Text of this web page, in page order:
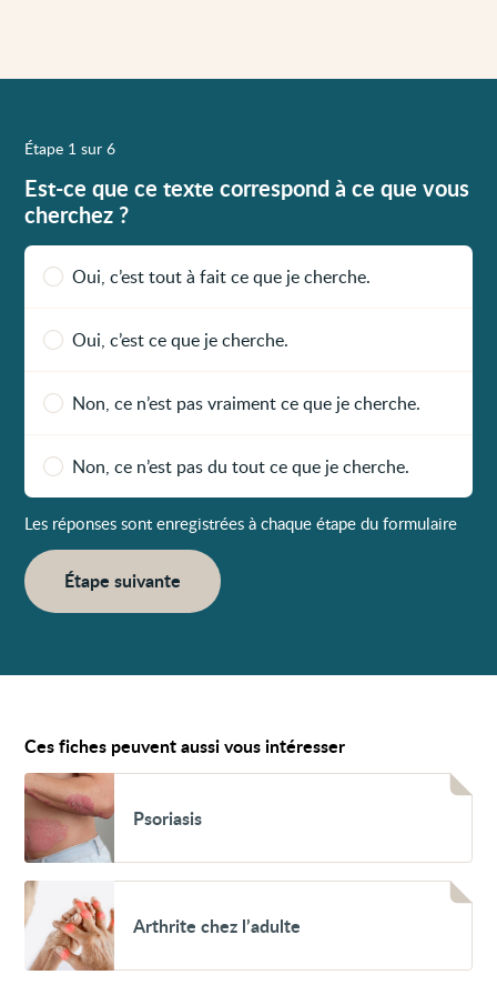
Étape 1 sur 6
Est-ce que ce texte correspond à ce que vous
cherchez ?
Oui, c’est tout à fait ce que je cherche.
Oui, c’est ce que je cherche.
Non, ce n’est pas vraiment ce que je cherche.
Non, ce n’est pas du tout ce que je cherche.
Les réponses sont enregistrées à chaque étape du formulaire
Étape suivante
Ces fiches peuvent aussi vous intéresser
Voir
Psoriasis
Psoriasis
Voir
Arthrite
chez
l’adulte
Arthrite chez l’adulte